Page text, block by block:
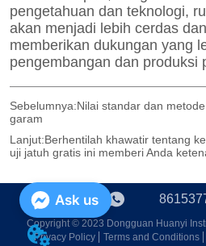
Sebelumnya:Nilai standar dan
garam
Lanjut:Berhentilah khawatir tentang
uji jatuh gratis ini memberi Anda
Copyright © 2023 Dongguan Huanyi
Privacy Policy
Terms and Conditions
Ask us